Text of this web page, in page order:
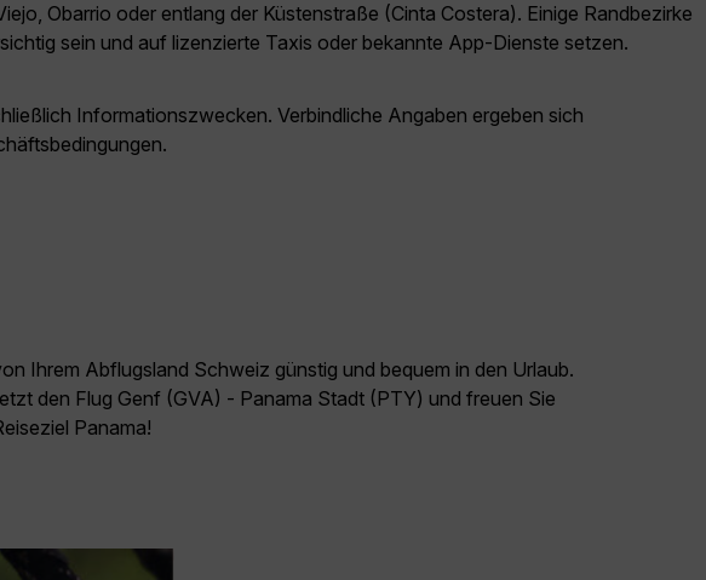
Obarrio oder entlang der Küstenstraße (Cinta Costera). Einige Randbezirke
sein und auf lizenzierte Taxis oder bekannte App-Dienste setzen.
Informationszwecken. Verbindliche Angaben ergeben sich
Ihrem Abflugsland Schweiz günstig und bequem in den Urlaub.
den Flug Genf (GVA) - Panama Stadt (PTY) und freuen Sie
Panama!